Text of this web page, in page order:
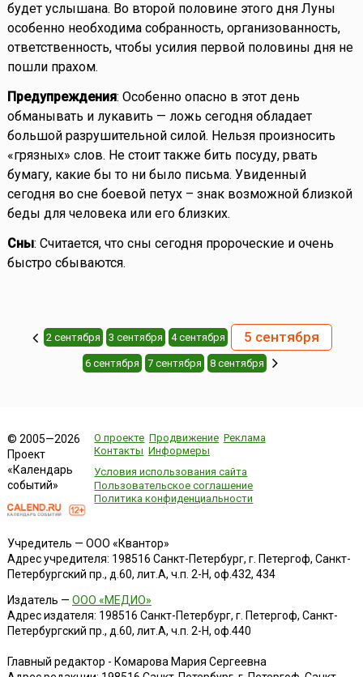
будет услышана. Во второй половине этого дня Луны
особенно необходима собранность, организованность,
ответственность, чтобы усилия первой половины дня не
пошли прахом.
Предупреждения: Особенно опасно в этот день
обманывать и лукавить — ложь сегодня обладает
большой разрушительной силой. Нельзя произносить
«грязных» слов. Не стоит также бить посуду, рвать
бумагу, какие бы то ни было письма. Увиденный
сегодня во сне боевой петух – знак возможной близкой
беды для человека или его близких.
Сны: Считается, что сны сегодня пророческие и очень
быстро сбываются.
2 сентября 3 сентября 4 сентября 5 сентября
6 сентября 7 сентября 8 сентября
© 2005—2026
Проект
«Календарь
событий»
О проекте Продвижение Реклама
Контакты Информеры
Условия использования сайта
Пользовательское соглашение
Политика конфиденциальности
Учредитель — ООО «Квантор»
Адрес учредителя: 198516 Санкт-Петербург, г. Петергоф, Санкт-
Петербургский пр., д.60, лит.А, ч.п. 2-Н, оф.432, 434
Издатель — ООО «МЕДИО»
Адрес издателя: 198516 Санкт-Петербург, г. Петергоф, Санкт-
Петербургский пр., д.60, лит.А, ч.п. 2-Н, оф.440
Главный редактор - Комарова Мария Сергеевна